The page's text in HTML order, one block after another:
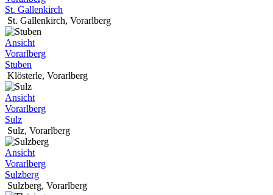
St. Gallenkirch
St. Gallenkirch, Vorarlberg
Ansicht
Vorarlberg
Stuben
Klösterle, Vorarlberg
Ansicht
Vorarlberg
Sulz
Sulz, Vorarlberg
Ansicht
Vorarlberg
Sulzberg
Sulzberg, Vorarlberg